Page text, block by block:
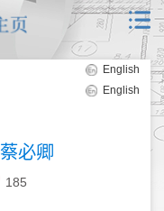
English
English
蔡必卿
185